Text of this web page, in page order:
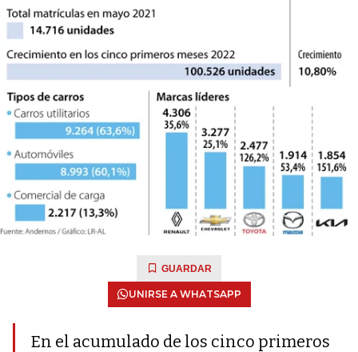
GUARDAR
UNIRSE A WHATSAPP
En el acumulado de los cinco primeros